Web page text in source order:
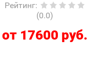
Рейтинг:
(0.0)
от 17600 руб.